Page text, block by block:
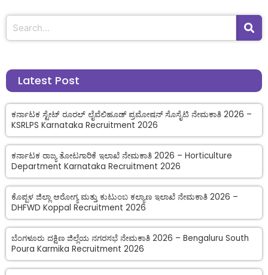
Latest Post
ಕರ್ನಾಟಕ ಸ್ಟೇಟ್ ರೂರಲ್ ಲೈವೆಲಿಹೂಡ್ ಪ್ರಮೋಷನ್ ಸೊಸೈಟಿ ನೇಮಕಾತಿ 2026 –
KSRLPS Karnataka Recruitment 2026
ಕರ್ನಾಟಕ ರಾಜ್ಯ ತೋಟಗಾರಿಕೆ ಇಲಾಖೆ ನೇಮಕಾತಿ 2026 – Horticulture
Department Karnataka Recruitment 2026
ಕೊಪ್ಪಳ ಜಿಲ್ಲಾ ಆರೋಗ್ಯ ಮತ್ತು ಕುಟುಂಬ ಕಲ್ಯಾಣ ಇಲಾಖೆ ನೇಮಕಾತಿ 2026 –
DHFWD Koppal Recruitment 2026
ಬೆಂಗಳೂರು ದಕ್ಷಿಣ ಜಿಲ್ಲೆಯ ನಗರಸಭೆ ನೇಮಕಾತಿ 2026 – Bengaluru South
Poura Karmika Recruitment 2026